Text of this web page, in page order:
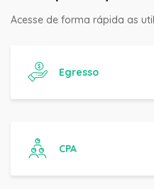
Acesse de forma rápida as
Egresso
CPA